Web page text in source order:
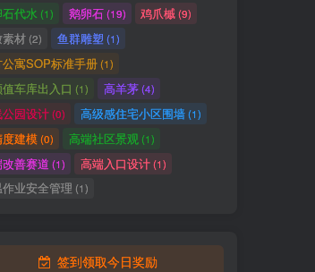
代水(1) 鹅卵石(19) 鸡爪槭(9)
材 (2) 鱼群雕塑 (1)
公寓SOP标准手册(1)
车库出入口 (1) 高羊茅(4)
园设计(0) 高级感住宅小区围墙(1)
建模(0) 高端社区景观 (1)
善赛道 (1) 高端入口设计(1)
业安全管理 (1)
签到领取今日奖励